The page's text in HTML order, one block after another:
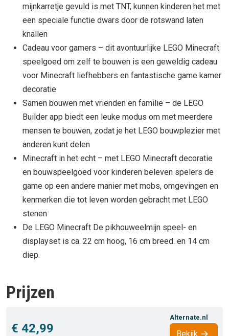
mijnkarretje gevuld is met TNT, kunnen kinderen het met
een speciale functie dwars door de rotswand laten
knallen
Cadeau voor gamers – dit avontuurlijke LEGO Minecraft
speelgoed om zelf te bouwen is een geweldig cadeau
voor Minecraft liefhebbers en fantastische game kamer
decoratie
Samen bouwen met vrienden en familie – de LEGO
Builder app biedt een leuke modus om met meerdere
mensen te bouwen, zodat je het LEGO bouwplezier met
anderen kunt delen
Minecraft in het echt – met LEGO Minecraft decoratie
en bouwspeelgoed voor kinderen beleven spelers de
game op een andere manier met mobs, omgevingen en
kenmerken die tot leven worden gebracht met LEGO
stenen
De LEGO Minecraft De pikhouweelmijn speel- en
displayset is ca. 22 cm hoog, 16 cm breed. en 14 cm
diep.
Prijzen
€ 42,99
Alternate.nl
Bekijk